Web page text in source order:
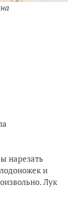
нарезать
и
Лук